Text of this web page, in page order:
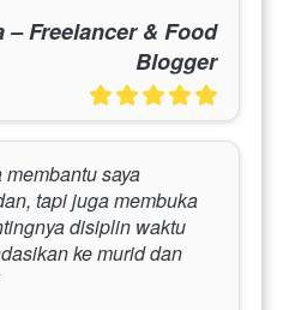
– Freelancer & Food
Blogger
membantu saya
tapi juga membuka
disiplin waktu
ke murid dan